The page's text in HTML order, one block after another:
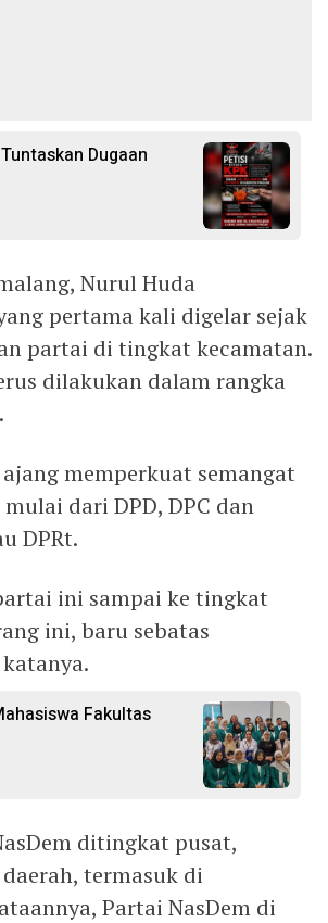
Dugaan
Nurul Huda
pertama kali digelar sejak
partai di tingkat kecamatan.
dilakukan dalam rangka
memperkuat semangat
dari DPD, DPC dan
DPRt.
ini sampai ke tingkat
ini, baru sebatas
Fakultas
ditingkat pusat,
termasuk di
Partai NasDem di